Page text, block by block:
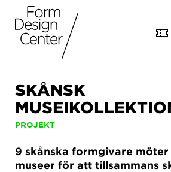
SKÅNSK
PROJEKT
9 skånska formgivare möter
museer för att tillsammans